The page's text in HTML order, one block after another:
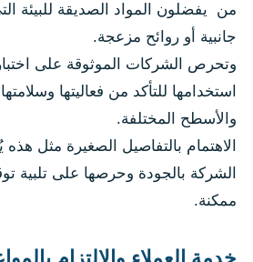
من يفضلون المواد الصديقة للبيئة
جانبية أو روائح مزعجة.
وتحرص الشركات الموثوقة على
استخدامها للتأكد من فعاليتها
والأسطح المختلفة.
الاهتمام بالتفاصيل الصغيرة مثل
الشركة بالجودة وحرصها على تلبية
ممكنة.